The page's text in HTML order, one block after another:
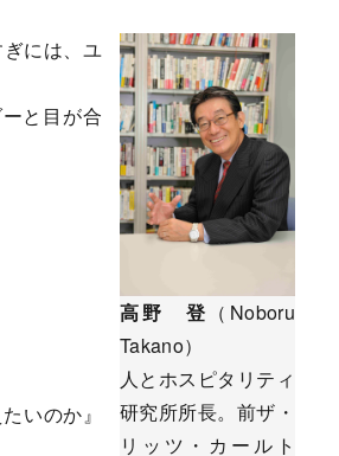
高野 登 （Noboru
Takano）
人とホスピタリティ
研究所所長。前ザ・
リッツ・カールト
には、ユ
と目が合
いのか』